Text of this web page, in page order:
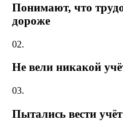
Понимают, что
дороже
02.
Не вели никакой
03.
Пытались вести